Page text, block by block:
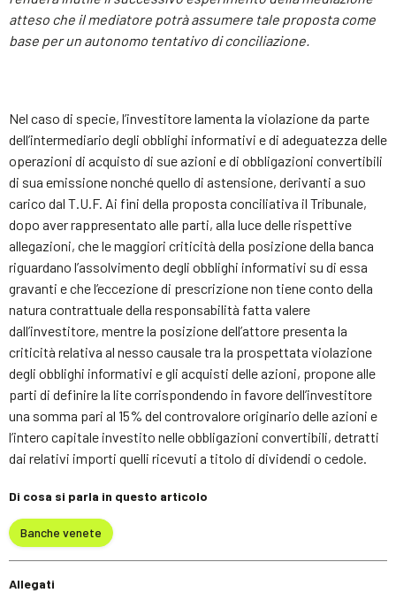
atteso che il mediatore potrà assumere tale proposta come
base per un autonomo tentativo di conciliazione.
Nel caso di specie, l’investitore lamenta la violazione da parte
dell’intermediario degli obblighi informativi e di adeguatezza delle
operazioni di acquisto di sue azioni e di obbligazioni convertibili
di sua emissione nonché quello di astensione, derivanti a suo
carico dal T.U.F. Ai fini della proposta conciliativa il Tribunale,
dopo aver rappresentato alle parti, alla luce delle rispettive
allegazioni, che le maggiori criticità della posizione della banca
riguardano l’assolvimento degli obblighi informativi su di essa
gravanti e che l’eccezione di prescrizione non tiene conto della
natura contrattuale della responsabilità fatta valere
dall’investitore, mentre la posizione dell’attore presenta la
criticità relativa al nesso causale tra la prospettata violazione
degli obblighi informativi e gli acquisti delle azioni, propone alle
parti di definire la lite corrispondendo in favore dell’investitore
una somma pari al 15% del controvalore originario delle azioni e
l’intero capitale investito nelle obbligazioni convertibili, detratti
dai relativi importi quelli ricevuti a titolo di dividendi o cedole.
Di cosa si parla in questo articolo
Banche venete
Allegati